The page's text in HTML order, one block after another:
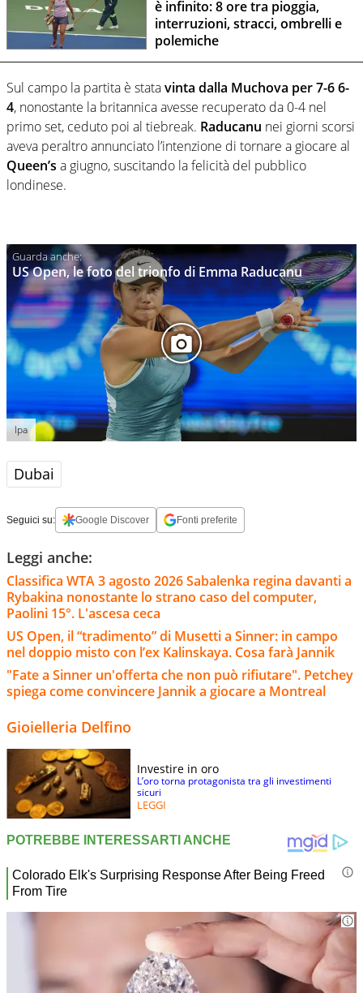
è infinito: 8 ore tra pioggia,
interruzioni, stracci, ombrelli e
polemiche
Sul campo la partita è statavinta dalla Muchova per 7-6 6-
4, nonostante la britannica avesse recuperato da 0-4 nel
primo set, ceduto poi al tiebreak. Raducanu nei giorni scorsi
aveva peraltro annunciato l’intenzione di tornare a giocare al
Queen’s a giugno, suscitando la felicità del pubblico
londinese.
US Open, le foto del trionfo di Emma Raducanu
Ipa
Dubai
Seguici su: Google Discover Fonti preferite
Leggi anche:
Classifica WTA 3 agosto 2026 Sabalenka regina davanti a
Rybakina nonostante lo strano caso del computer,
Paolini 15°. L'ascesa ceca
US Open, il “tradimento” di Musetti a Sinner: in campo
nel doppio misto con l’ex Kalinskaya. Cosa farà Jannik
"Fate a Sinner un'offerta che non può rifiutare". Petchey
spiega come convincere Jannik a giocare a Montreal
Gioielleria Delfino
Investire in oro
L’oro torna protagonista tra gli investimenti
sicuri
LEGGI